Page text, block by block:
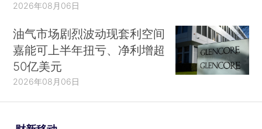
2026年08月06日
油气市场剧烈波动现套利空间
嘉能可上半年扭亏、净利增超
50亿美元
2026年08月06日